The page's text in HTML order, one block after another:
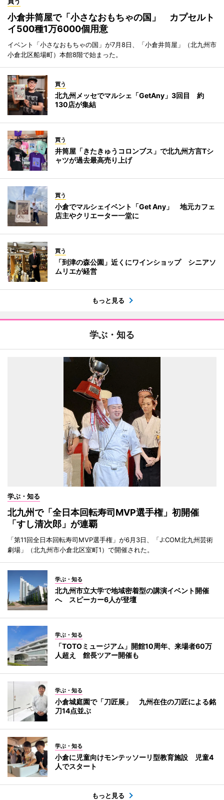
小倉井筒屋で「小さなおもちゃの国」 カプセルト
イ500種1万6000個用意
イベント「小さなおもちゃの国」が7月8日、「小倉井筒屋」（北九州市
小倉北区船場町）本館8階で始まった。
買う
北九州メッセでマルシェ「GetAny」3回目 約
130店が集結
買う
井筒屋「きたきゅうコロンブス」で北九州方言Tシ
ャツが過去最高売り上げ
買う
小倉でマルシェイベント「Get Any」 地元カフェ
店主やクリエーター一堂に
買う
「到津の森公園」近くにワインショップ シニアソ
ムリエが経営
もっと見る
学ぶ・知る
学ぶ・知る
北九州で「全日本回転寿司MVP選手権」初開催
「すし清次郎」が連覇
「第11回全日本回転寿司MVP選手権」が6月3日、「J:COM北九州芸術
劇場」（北九州市小倉北区室町1）で開催された。
学ぶ・知る
北九州市立大学で地域密着型の講演イベント開催
へ スピーカー6人が登壇
学ぶ・知る
「TOTOミュージアム」開館10周年、来場者60万
人超え 館長ツアー開催も
学ぶ・知る
小倉城庭園で「刀匠展」 九州在住の刀匠による銘
刀14点並ぶ
学ぶ・知る
小倉に児童向けモンテッソーリ型教育施設 児童4
人でスタート
もっと見る